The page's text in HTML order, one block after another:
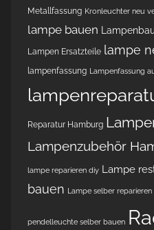
Metallfassung Kronleuchter neu
lampe bauen
Lampen Ersatzteile lampe
lampenfassung Lampenfassung
Reparatur Hamburg
Lampenzubehör
lampe reparieren diy Lampe
bauen Lampe selber reparieren
pendelleuchte selber bauen